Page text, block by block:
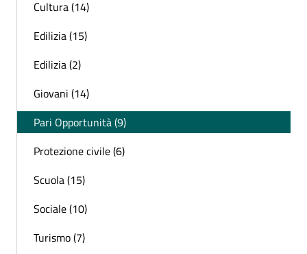
Cultura (14)
Edilizia (15)
Edilizia (2)
Giovani (14)
Pari Opportunità (9)
Protezione civile (6)
Scuola (15)
Sociale (10)
Turismo (7)